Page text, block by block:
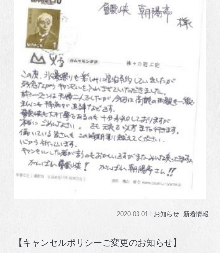
2020.03.01 l お知らせ. 新着情報
【キャンセルポリシーご変更のお知らせ】